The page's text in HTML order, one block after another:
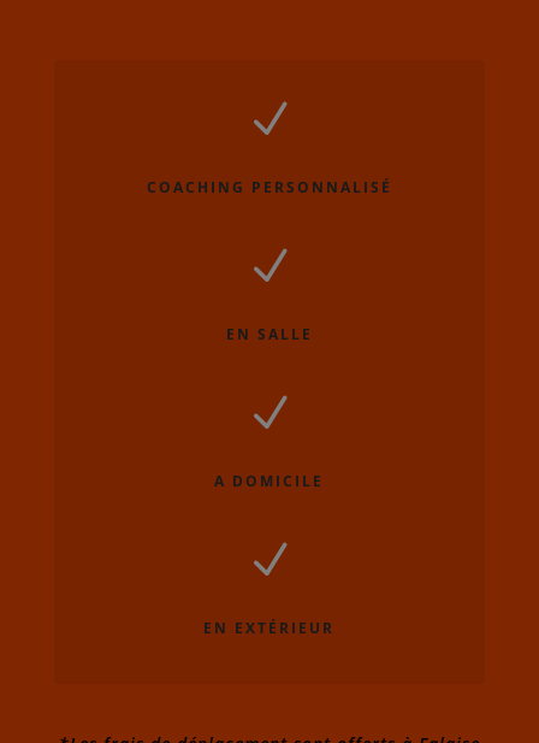
N
COACHING PERSONNALISÉ
N
EN SALLE
N
A DOMICILE
N
EN EXTÉRIEUR